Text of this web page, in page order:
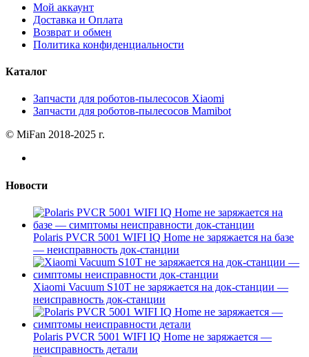
Мой аккаунт
Доставка и Оплата
Возврат и обмен
Политика конфиденциальности
Каталог
Запчасти для роботов-пылесосов Xiaomi
Запчасти для роботов-пылесосов Mamibot
© MiFan 2018-2025 г.
Новости
Polaris PVCR 5001 WIFI IQ Home не заряжается на базе
— неисправность док-станции
Xiaomi Vacuum S10T не заряжается на док-станции —
неисправность док-станции
Polaris PVCR 5001 WIFI IQ Home не заряжается —
неисправность детали